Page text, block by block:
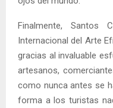
Finalmente, Santos
Internacional del Arte
gracias al invaluable
artesanos,
como nunca antes se
forma a los turistas